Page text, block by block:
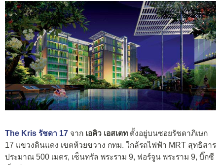
The Kris รัชดา 17 จาก เอคิว เอสเตท ตั้งอยู่บนซอยรัชดาภิเษก
17 แขวงดินแดง เขตห้วยขวาง กทม. ใกล้รถไฟฟ้า MRT สุทธิสาร
ประมาณ 500 เมตร, เซ็นทรัล พระราม 9, ฟอร์จูน พระราม 9, บิ๊กซี